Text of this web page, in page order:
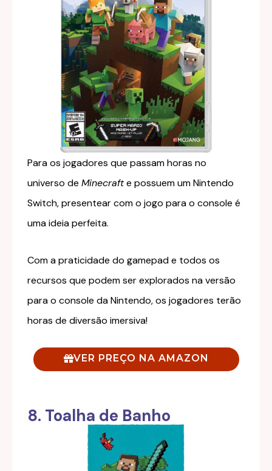
Para os jogadores que passam horas no
universo de Minecrafte possuem um Nintendo
Switch, presentear com o jogo para o console é
uma ideia perfeita.
Com a praticidade do gamepad e todos os
recursos que podem ser explorados na versão
para o console da Nintendo, os jogadores terão
horas de diversão imersiva!
VER PREÇO NA AMAZON
8. Toalha de Banho